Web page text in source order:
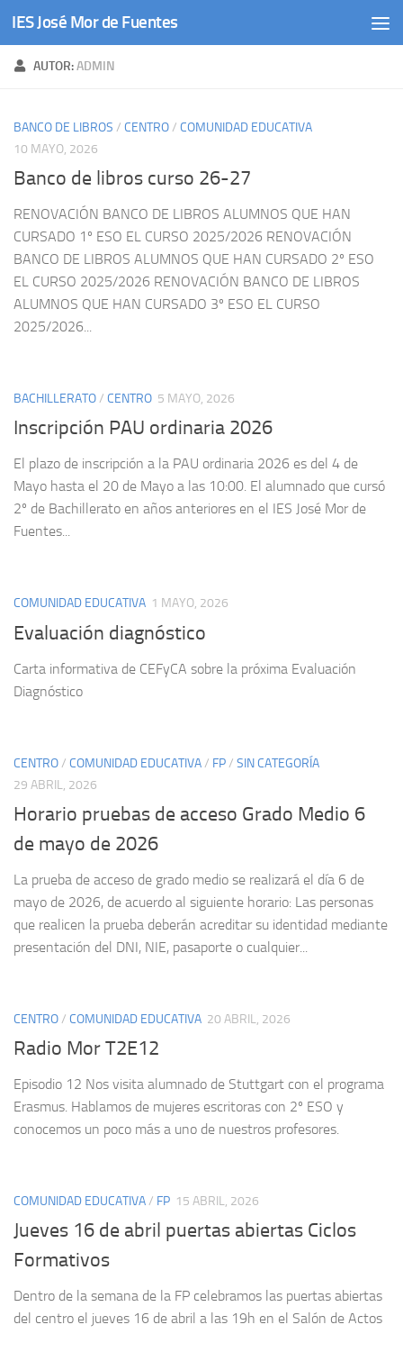
Saltar al contenido
IES José Mor de Fuentes
AUTOR:ADMIN
BANCO DE LIBROS / CENTRO/ COMUNIDAD EDUCATIVA
10 MAYO, 2026
Banco de libros curso 26-27
RENOVACIÓN BANCO DE LIBROS ALUMNOS QUE HAN
CURSADO 1º ESO EL CURSO 2025/2026 RENOVACIÓN
BANCO DE LIBROS ALUMNOS QUE HAN CURSADO 2º ESO
EL CURSO 2025/2026 RENOVACIÓN BANCO DE LIBROS
ALUMNOS QUE HAN CURSADO 3º ESO EL CURSO
2025/2026...
BACHILLERATO/ CENTRO 5 MAYO, 2026
Inscripción PAU ordinaria 2026
El plazo de inscripción a la PAU ordinaria 2026 es del 4 de
Mayo hasta el 20 de Mayo a las 10:00. El alumnado que cursó
2º de Bachillerato en años anteriores en el IES José Mor de
Fuentes...
COMUNIDAD EDUCATIVA 1 MAYO, 2026
Evaluación diagnóstico
Carta informativa de CEFyCA sobre la próxima Evaluación
Diagnóstico
CENTRO/ COMUNIDAD EDUCATIVA/ FP/ SIN CATEGORÍA
29 ABRIL, 2026
Horario pruebas de acceso Grado Medio 6
de mayo de 2026
La prueba de acceso de grado medio se realizará el día 6 de
mayo de 2026, de acuerdo al siguiente horario: Las personas
que realicen la prueba deberán acreditar su identidad mediante
presentación del DNI, NIE, pasaporte o cualquier...
CENTRO/ COMUNIDAD EDUCATIVA 20 ABRIL, 2026
Radio Mor T2E12
Episodio 12 Nos visita alumnado de Stuttgart con el programa
Erasmus. Hablamos de mujeres escritoras con 2º ESO y
conocemos un poco más a uno de nuestros profesores.
COMUNIDAD EDUCATIVA/ FP 15 ABRIL, 2026
Jueves 16 de abril puertas abiertas Ciclos
Formativos
Dentro de la semana de la FP celebramos las puertas abiertas
del centro el jueves 16 de abril a las 19h en el Salón de Actos